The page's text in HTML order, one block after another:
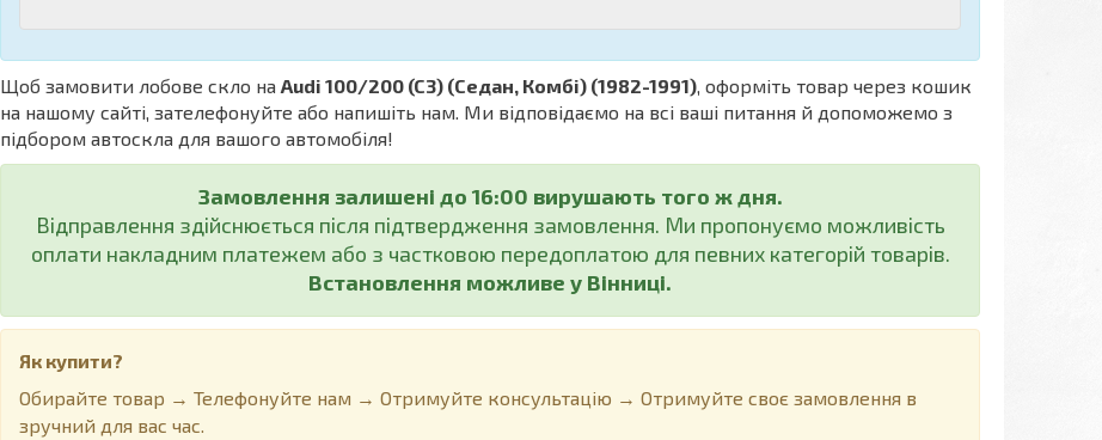
Щоб замовити лобове скло на Audi 100/200 (C3) (Седан, Комбі) (1982-1991), оформіть товар через кошик
на нашому сайті, зателефонуйте або напишіть нам. Ми відповідаємо на всі ваші питання й допоможемо з
підбором автоскла для вашого автомобіля!
Замовлення залишені до 16:00 вирушають того ж дня.
Відправлення здійснюється після підтвердження замовлення. Ми пропонуємо можливість
оплати накладним платежем або з частковою передоплатою для певних категорій товарів.
Встановлення можливе у Вінниці.
Як купити?
Обирайте товар → Телефонуйте нам → Отримуйте консультацію → Отримуйте своє замовлення в
зручний для вас час.